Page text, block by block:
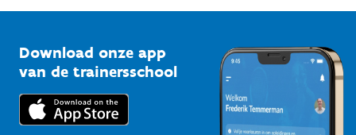
Bedrijven
Trainers en begeleiders
Vlaamse Trainersschool
Kennisplatform
Downloads
Voor de pers
Download onze app
van de trainersschool